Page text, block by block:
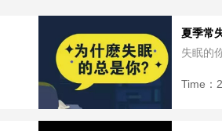
夏季常
失眠的
Time：